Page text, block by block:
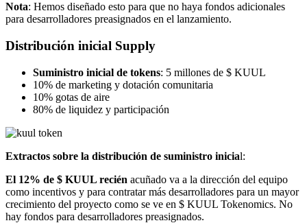
Nota: Hemos diseñado esto para que no haya fondos adicionales
para desarrolladores preasignados en el lanzamiento.
Distribución inicial Supply
Suministro inicial de tokens: 5 millones de $ KUUL
10% de marketing y dotación comunitaria
10% gotas de aire
80% de liquidez y participación
Extractos sobre la distribución de suministro inicial:
El 12% de $ KUUL recién acuñado va a la dirección del equipo
como incentivos y para contratar más desarrolladores para un mayor
crecimiento del proyecto como se ve en $ KUUL Tokenomics. No
hay fondos para desarrolladores preasignados.